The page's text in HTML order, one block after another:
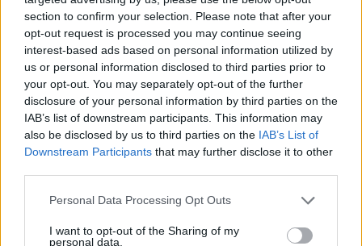
section to confirm your selection. Please note that after your
opt-out request is processed you may continue seeing
interest-based ads based on personal information utilized by
us or personal information disclosed to third parties prior to
your opt-out. You may separately opt-out of the further
disclosure of your personal information by third parties on the
IAB’s list of downstream participants. This information may
also be disclosed by us to third parties on the IAB’s List of
Downstream Participants that may further disclose it to other
Please note that this website/app uses one or more Google
not limited to your visit or usage behaviour. You may click to
Personal Data Processing Opt Outs
I want to opt-out of the Sharing of my
personal data.
mezőnyről, a bajnokságról? A hétvégi ralis hírek, események